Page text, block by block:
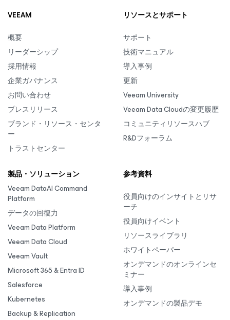
VEEAM
概要
リーダーシップ
採用情報
企業ガバナンス
お問い合わせ
プレスリリース
ブランド・リソース・センタ
ー
トラストセンター
リソースとサポート
サポート
技術マニュアル
導入事例
更新
Veeam University
Veeam Data Cloudの変更履歴
コミュニティリソースハブ
R&Dフォーラム
製品・ソリューション
Veeam DataAI Command
Platform
データの回復力
Veeam Data Platform
Veeam Data Cloud
Veeam Vault
Microsoft 365 & Entra ID
Salesforce
Kubernetes
Backup & Replication
参考資料
役員向けのインサイトとリサ
ーチ
役員向けイベント
リソースライブラリ
ホワイトペーパー
オンデマンドのオンラインセ
ミナー
導入事例
オンデマンドの製品デモ